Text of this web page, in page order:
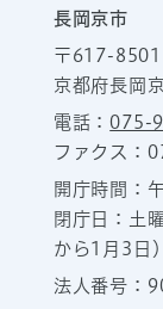
長岡京市
〒617-8501
京都府長岡
電話：075-
ファクス：
開庁時間：
閉庁日：土
から1月3日）
法人番号：